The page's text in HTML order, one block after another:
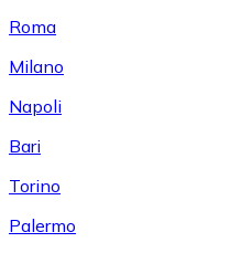
Roma
Milano
Napoli
Bari
Torino
Palermo